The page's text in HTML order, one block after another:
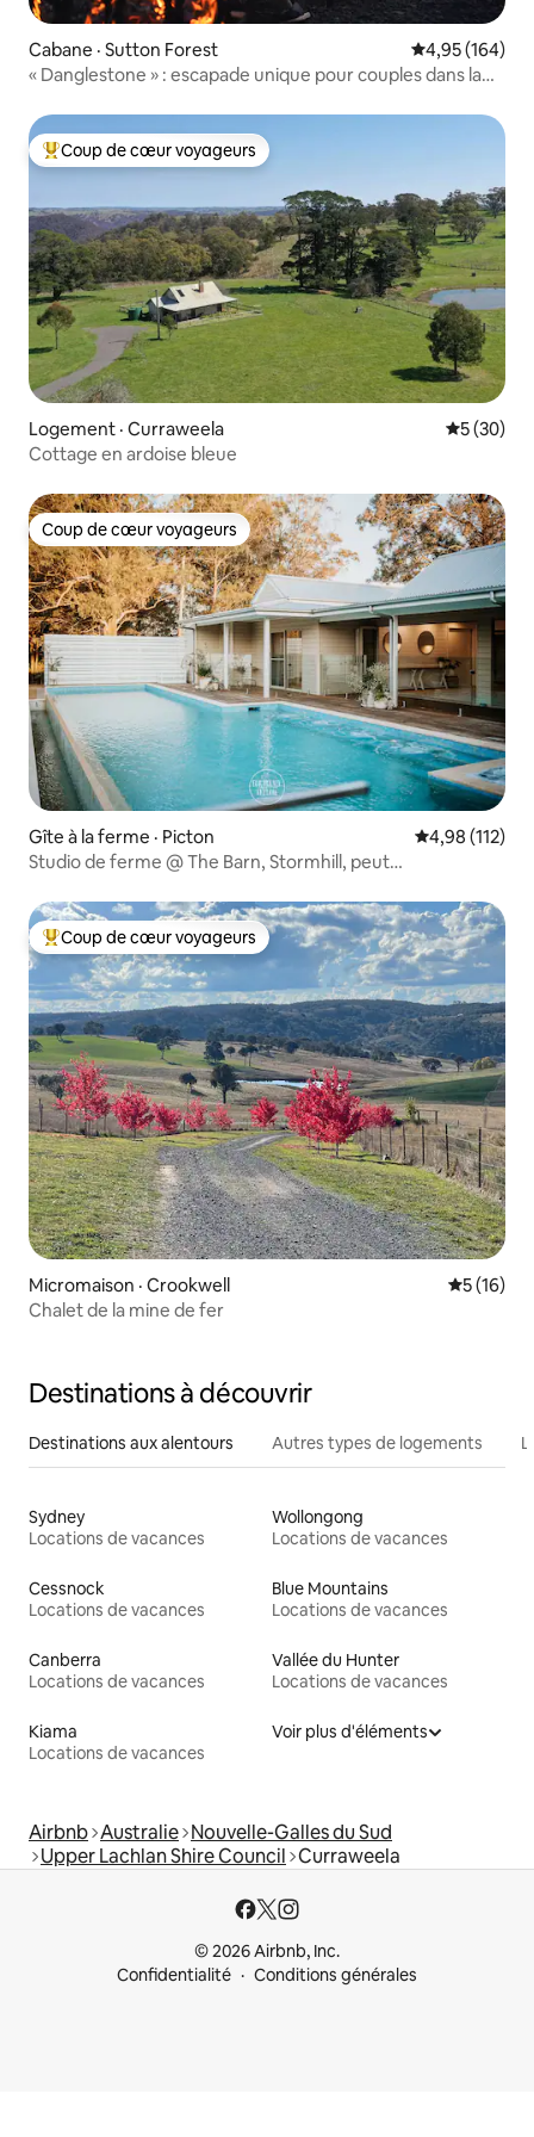
Cabane · Sutton Forest Note
4,95 (164)
« Danglestone » : escapade unique pour couples dans la
Coup de cœur voyageurs parmi les plus aimés
Coup de cœur voyageurs
Logement · Curraweela Note
5 (30)
Cottage en ardoise bleue
Coup de cœur voyageurs
Coup de cœur voyageurs
Gîte à la ferme · Picton Note
4,98 (112)
Studio de ferme @ The Barn, Stormhill, peut
Coup de cœur voyageurs parmi les plus aimés
Coup de cœur voyageurs
Micromaison · Crookwell Note
5 (16)
Chalet de la mine de fer
Destinations à découvrir
Destinations aux alentours Autres types de logements
Sydney
Locations de vacances
Wollongong
Locations de vacances
Cessnock
Locations de vacances
Blue Mountains
Locations de vacances
Canberra
Locations de vacances
Vallée du Hunter
Locations de vacances
Kiama
Locations de vacances
Voir plus d'éléments
Airbnb Australie Nouvelle-Galles du Sud
Upper Lachlan Shire Council Curraweela
© 2026 Airbnb, Inc.
Confidentialité
Conditions générales